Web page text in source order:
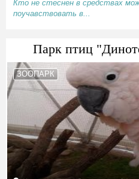
Кто не стеснен в средствах
поучавствовать в...
Парк птиц
ЗООПАРК